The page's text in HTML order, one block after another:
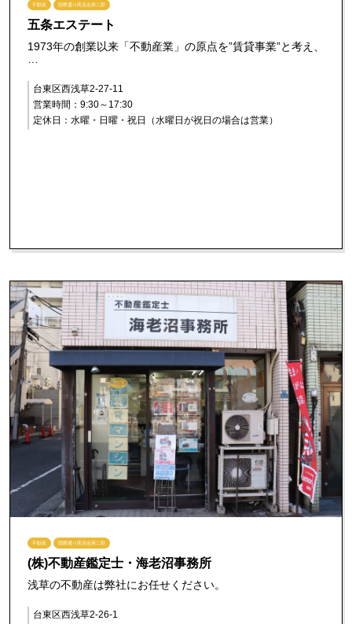
不動産 国際通り商店会第二部
五条エステート
1973年の創業以来「不動産業」の原点を”賃貸事業”と考え、
台東区西浅草2-27-11
営業時間：9:30～17:30
定休日：水曜・日曜・祝日（水曜日が祝日の場合は営業）
不動産 国際通り商店会第二部
(株)不動産鑑定士・海老沼事務所
浅草の不動産は弊社にお任せください。
台東区西浅草2-26-1